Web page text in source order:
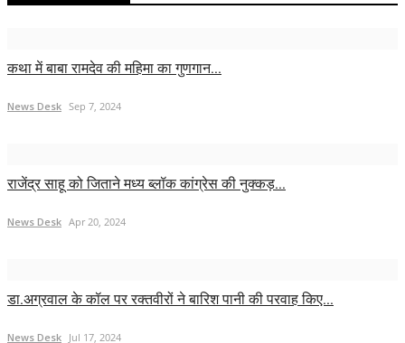
कथा में बाबा रामदेव की महिमा का गुणगान...
News Desk Sep 7, 2024
राजेंद्र साहू को जिताने मध्य ब्लॉक कांग्रेस की नुक्कड़...
News Desk Apr 20, 2024
डा.अग्रवाल के कॉल पर रक्तवीरों ने बारिश पानी की परवाह किए...
News Desk Jul 17, 2024